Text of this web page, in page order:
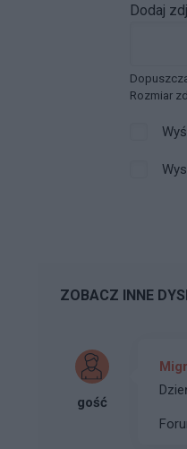
Dodaj
Rozmiar
ZOBACZ INNE
gość